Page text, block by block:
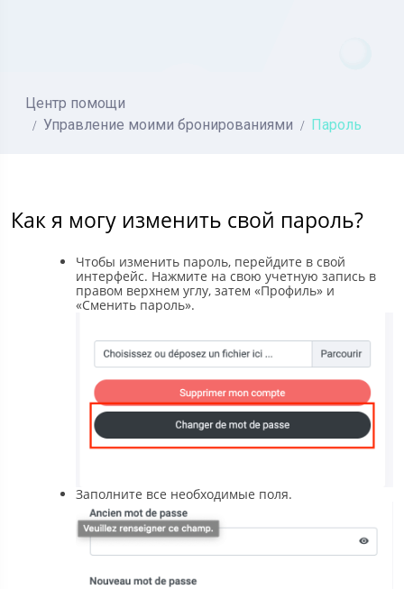
Центр помощи
Управление моими бронированиями
Пароль
Как я могу изменить свой пароль?
Чтобы изменить пароль, перейдите в свой
интерфейс. Нажмите на свою учетную запись в
правом верхнем углу, затем «Профиль» и
«Сменить пароль».
Заполните все необходимые поля.